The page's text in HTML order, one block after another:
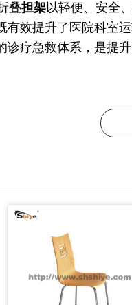
叠担架以轻便、安全
效提升了医院科室
疗急救体系，是提